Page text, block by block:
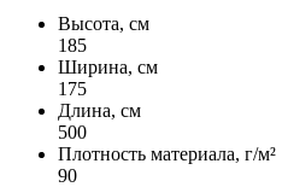
Высота, см
185
Ширина, см
175
Длина, см
500
Плотность материала, г/м²
90